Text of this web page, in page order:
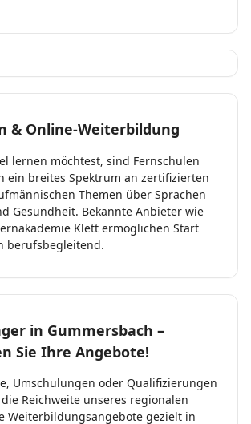
& Online-Weiterbildung
lernen möchtest, sind Fernschulen
ein breites Spektrum an zertifizierten
Themen über Sprachen
Gesundheit. Bekannte Anbieter wie
Klett ermöglichen Start
berufsbegleitend.
in Gummersbach –
Sie Ihre Angebote!
Umschulungen oder Qualifizierungen
Reichweite unseres regionalen
Weiterbildungsangebote gezielt in